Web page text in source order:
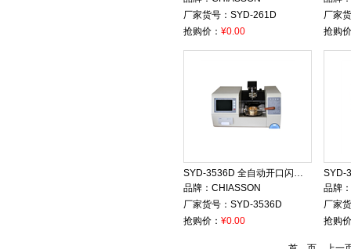
厂家货号： SYD-261D
抢购价： ¥0.00
厂家
抢购
SYD-3536D 全自动开口闪点试验器（触摸屏）
品牌： CHIASSON
厂家货号： SYD-3536D
抢购价： ¥0.00
品牌：
厂家
抢购